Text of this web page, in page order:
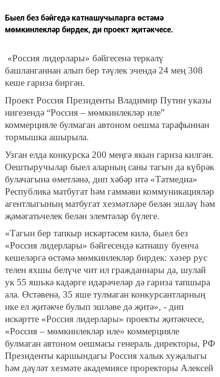
Быел без бәйгедә катнашучыларга өстәмә
мөмкинлекләр бирдек, ди проект җитәкчесе.
«Россия лидерлары» бәйгесенә теркәлү
башланганнан алып бер тәүлек эчендә 24 мең 308
кеше гариза биргән.
Проект Россия Президенты Владимир Путин указы
нигезендә “Россия – мөмкинлекләр иле”
коммерцияле булмаган автоном оешма тарафыннан
тормышка ашырыла.
Узган елда конкурска 200 меңгә якын гариза килгән.
Оештыручылар быел аларның саны тагын да күбрәк
булачагына өметләнә, дип хәбәр итә «Татмедиа»
Республика матбугат һәм гаммәви коммуникацияләр
агентлыгының матбугат хезмәтләре белән эшләү һәм
җәмәгатьчелек белән элемтәләр бүлеге.
«Тагын бер тапкыр искәртәсем килә, быел без
«Россия лидерлары» бәйгесендә катнашу буенча
кешеләргә өстәмә мөмкинлекләр бирдек: хәзер рус
телен яхшы белүче чит ил гражданнары да, шулай
ук 55 яшькә кадәрге идарәчеләр дә гариза тапшыра
ала. Өстәвенә, 35 яше тулмаган конкурсантларның
ике ел җитәкче булып эшләве дә җитә», - дип
искәртте «Россия лидерлары» проекты җитәкчесе,
«Россия – мөмкинлекләр иле» коммерцияле
булмаган автоном оешмасы генераль директоры, РФ
Президенты каршындагы Россия халык хуҗалыгы
һәм дәүләт хезмәте академиясе проректоры Алексей